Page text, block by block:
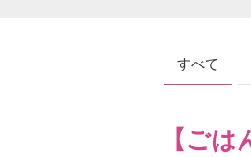
すべて
【ご